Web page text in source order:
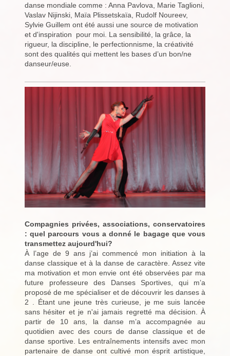
danse mondiale comme : Anna Pavlova, Marie Taglioni,
Vaslav Nijinski, Maïa Plissetskaïa, Rudolf Noureev,
Sylvie Guillem ont été aussi une source de motivation
et d'inspiration pour moi. La sensibilité, la grâce, la
rigueur, la discipline, le perfectionnisme, la créativité
sont des qualités qui mettent les bases d’un bon/ne
danseur/euse.
Compagnies privées, associations, conservatoires
: quel parcours vous a donné le bagage que vous
transmettez aujourd'hui?
À l’age de 9 ans j’ai commencé mon initiation à la
danse classique et à la danse de caractère. Assez vite
ma motivation et mon envie ont été observées par ma
future professeure des Danses Sportives, qui m’a
proposé de me spécialiser et de découvrir les danses à
2 . Étant une jeune très curieuse, je me suis lancée
sans hésiter et je n'ai jamais regretté ma décision. À
partir de 10 ans, la danse m’a accompagnée au
quotidien avec des cours de danse classique et de
danse sportive. Les entraînements intensifs avec mon
partenaire de danse ont cultivé mon ésprit artistique,